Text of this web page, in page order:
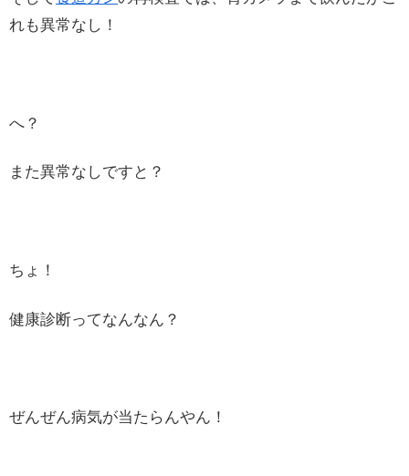
れも異常なし！
へ？
また異常なしですと？
ちょ！
健康診断ってなんなん？
ぜんぜん病気が当たらんやん！